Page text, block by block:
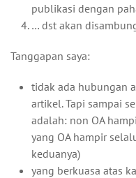
publikasi dengan
… dst akan
Tanggapan saya:
tidak ada hubungan
artikel. Tapi sampai
adalah: non OA
yang OA hampir
keduanya)
yang berkuasa atas